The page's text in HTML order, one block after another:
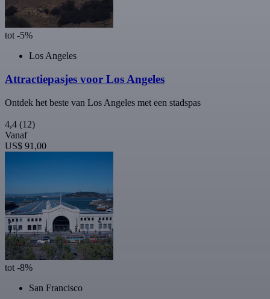
tot -5%
Los Angeles
Attractiepasjes voor Los Angeles
Ontdek het beste van Los Angeles met een stadspas
4,4 (12)
Vanaf
US$ 91,00
tot -8%
San Francisco